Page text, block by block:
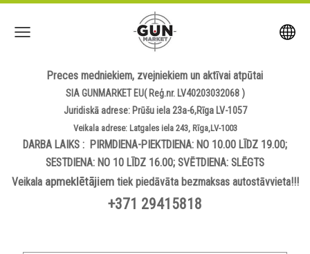
Preces medniekiem, zvejniekiem un aktīvai atpūtai
SIA GUNMARKET EU( Reģ.nr. LV40203032068 )
Juridiskā adrese: Prūšu iela 23a-6,Rīga LV-1057
Veikala adrese: Latgales iela 243, Rīga,LV-1003
DARBA LAIKS : PIRMDIENA-PIEKTDIENA: NO 10.00 LĪDZ 19.00;
SESTDIENA: NO 10 LĪDZ 16.00; SVĒTDIENA: SLĒGTS
Veikala apmeklētājiemtiek piedāvāta bezmaksas autostāvvieta!!!
+371 29415818